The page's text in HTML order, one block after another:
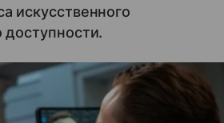
искусственного
доступности.